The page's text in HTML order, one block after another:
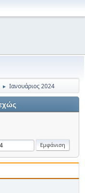
► Ιανουάριος 2024